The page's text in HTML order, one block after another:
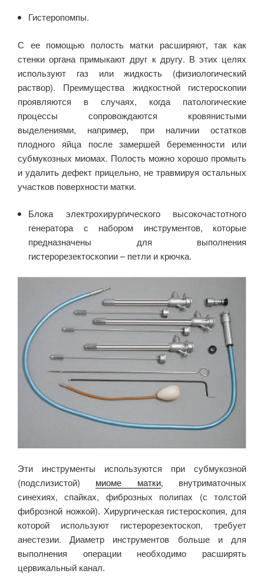
Гистеропомпы.
С ее помощью полость матки расширяют, так как
стенки органа примыкают друг к другу. В этих целях
используют газ или жидкость (физиологический
раствор). Преимущества жидкостной гистероскопии
проявляются в случаях, когда патологические
процессы сопровождаются кровянистыми
выделениями, например, при наличии остатков
плодного яйца после замершей беременности или
субмукозных миомах. Полость можно хорошо промыть
и удалить дефект прицельно, не травмируя остальных
участков поверхности матки.
Блока электрохирургического высокочастотного
генератора с набором инструментов, которые
предназначены для выполнения
гистерорезектоскопии – петли и крючка.
Эти инструменты используются при субмукозной
(подслизистой) миоме матки, внутриматочных
синехиях, спайках, фиброзных полипах (с толстой
фиброзной ножкой). Хирургическая гистероскопия, для
которой используют гистерорезектоскоп, требует
анестезии. Диаметр инструментов больше и для
выполнения операции необходимо расширять
цервикальный канал.